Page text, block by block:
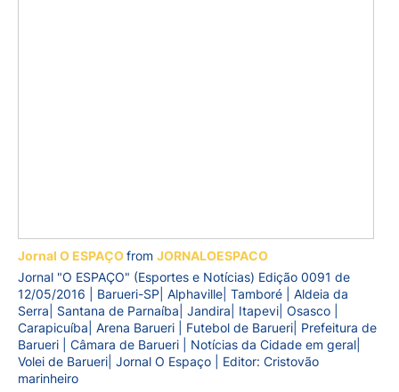
Jornal O ESPAÇOfrom JORNALOESPACO
Jornal "O ESPAÇO" (Esportes e Notícias) Edição 0091 de
12/05/2016 | Barueri-SP| Alphaville| Tamboré | Aldeia da
Serra| Santana de Parnaíba| Jandira| Itapevi| Osasco |
Carapicuíba| Arena Barueri | Futebol de Barueri| Prefeitura de
Barueri | Câmara de Barueri | Notícias da Cidade em geral|
Volei de Barueri| Jornal O Espaço | Editor: Cristovão
marinheiro